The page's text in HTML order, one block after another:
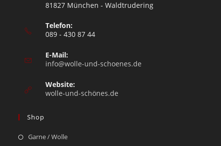
81827 München - Waldtrudering
Telefon:
089 - 430 87 44
E-Mail:
info@wolle-und-schoenes.de
Website:
wolle-und-schönes.de
Shop
Garne / Wolle